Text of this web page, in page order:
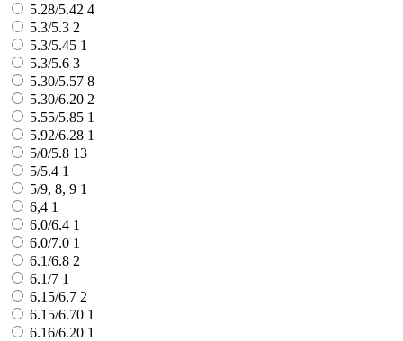
5.28/5.42 4
5.3/5.3 2
5.3/5.45 1
5.3/5.6 3
5.30/5.57 8
5.30/6.20 2
5.55/5.85 1
5.92/6.28 1
5/0/5.8 13
5/5.4 1
5/9, 8, 9 1
6,4 1
6.0/6.4 1
6.0/7.0 1
6.1/6.8 2
6.1/7 1
6.15/6.7 2
6.15/6.70 1
6.16/6.20 1